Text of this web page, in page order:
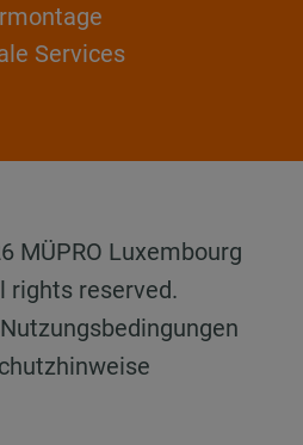
Services
MÜPRO Luxembourg
rights reserved.
Nutzungsbedingungen